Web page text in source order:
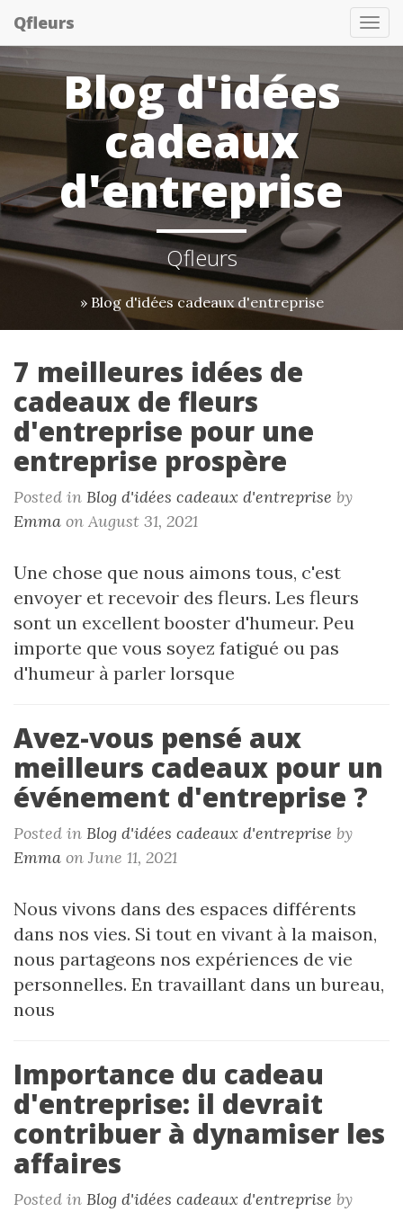
Qfleurs
Blog d'idées
cadeaux
d'entreprise
Qfleurs
» Blog d'idées cadeaux d'entreprise
7 meilleures idées de
cadeaux de fleurs
d'entreprise pour une
entreprise prospère
Posted in Blog d'idées cadeaux d'entreprise by
Emma on August 31, 2021
Une chose que nous aimons tous, c'est
envoyer et recevoir des fleurs. Les fleurs
sont un excellent booster d'humeur. Peu
importe que vous soyez fatigué ou pas
d'humeur à parler lorsque
Avez-vous pensé aux
meilleurs cadeaux pour un
événement d'entreprise ?
Posted in Blog d'idées cadeaux d'entreprise by
Emma on June 11, 2021
Nous vivons dans des espaces différents
dans nos vies. Si tout en vivant à la maison,
nous partageons nos expériences de vie
personnelles. En travaillant dans un bureau,
nous
Importance du cadeau
d'entreprise: il devrait
contribuer à dynamiser les
affaires
Posted in Blog d'idées cadeaux d'entreprise by